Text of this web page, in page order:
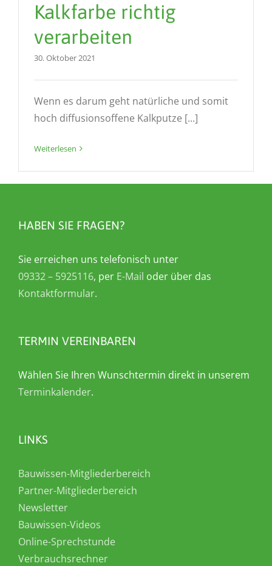
Kalkfarbe richtig
verarbeiten
30. Oktober 2021
Wenn es darum geht natürliche und somit
hoch diffusionsoffene Kalkputze [...]
Weiterlesen
HABEN SIE FRAGEN?
Sie erreichen uns telefonisch unter
09332 – 5925116, per E-Mail oder über das
Kontaktformular.
TERMIN VEREINBAREN
Wählen Sie Ihren Wunschtermin direkt in unserem
Terminkalender.
LINKS
Bauwissen-Mitgliederbereich
Partner-Mitgliederbereich
Newsletter
Bauwissen-Videos
Online-Sprechstunde
Verbrauchsrechner